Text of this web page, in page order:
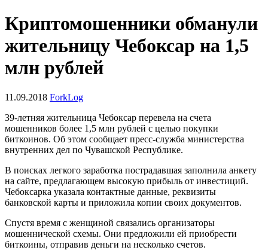
Криптомошенники обманули
жительницу Чебоксар на 1,5
млн рублей
11.09.2018 ForkLog
39-летняя жительница Чебоксар перевела на счета
мошенников более 1,5 млн рублей с целью покупки
биткоинов. Об этом сообщает пресс-служба министерства
внутренних дел по Чувашской Республике.
В поисках легкого заработка пострадавшая заполнила анкету
на сайте, предлагающем высокую прибыль от инвестиций.
Чебоксарка указала контактные данные, реквизиты
банковской карты и приложила копии своих документов.
Спустя время с женщиной связались организаторы
мошеннической схемы. Они предложили ей приобрести
биткоины, отправив деньги на несколько счетов.